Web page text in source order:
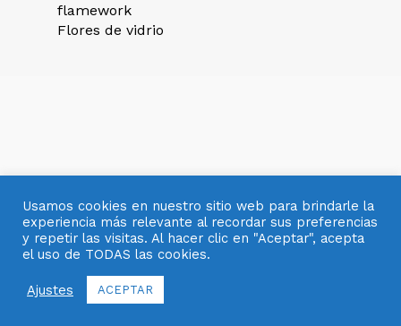
flamework
Flores de vidrio
© 2007- 2025 OBJETOS CON VIDRIO
facebookpinterest
Usamos cookies en nuestro sitio web para brindarle la
experiencia más relevante al recordar sus preferencias
y repetir las visitas. Al hacer clic en "Aceptar", acepta
el uso de TODAS las cookies.
Ajustes ACEPTAR